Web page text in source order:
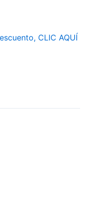
CLIC AQUÍ